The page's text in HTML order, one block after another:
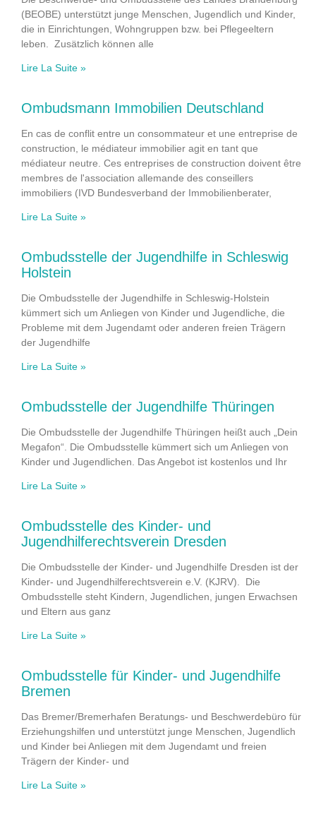
(BEOBE) unterstützt junge Menschen, Jugendlich und Kinder,
die in Einrichtungen, Wohngruppen bzw. bei Pflegeeltern
leben. Zusätzlich können alle
Lire La Suite »
Ombudsmann Immobilien Deutschland
En cas de conflit entre un consommateur et une entreprise de
construction, le médiateur immobilier agit en tant que
médiateur neutre. Ces entreprises de construction doivent être
membres de l'association allemande des conseillers
immobiliers (IVD Bundesverband der Immobilienberater,
Lire La Suite »
Ombudsstelle der Jugendhilfe in Schleswig
Holstein
Die Ombudsstelle der Jugendhilfe in Schleswig-Holstein
kümmert sich um Anliegen von Kinder und Jugendliche, die
Probleme mit dem Jugendamt oder anderen freien Trägern
der Jugendhilfe
Lire La Suite »
Ombudsstelle der Jugendhilfe Thüringen
Die Ombudsstelle der Jugendhilfe Thüringen heißt auch „Dein
Megafon“. Die Ombudsstelle kümmert sich um Anliegen von
Kinder und Jugendlichen. Das Angebot ist kostenlos und Ihr
Lire La Suite »
Ombudsstelle des Kinder- und
Jugendhilferechtsverein Dresden
Die Ombudsstelle der Kinder- und Jugendhilfe Dresden ist der
Kinder- und Jugendhilferechtsverein e.V. (KJRV). Die
Ombudsstelle steht Kindern, Jugendlichen, jungen Erwachsen
und Eltern aus ganz
Lire La Suite »
Ombudsstelle für Kinder- und Jugendhilfe
Bremen
Das Bremer/Bremerhafen Beratungs- und Beschwerdebüro für
Erziehungshilfen und unterstützt junge Menschen, Jugendlich
und Kinder bei Anliegen mit dem Jugendamt und freien
Trägern der Kinder- und
Lire La Suite »